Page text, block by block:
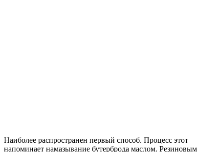
Наиболее распространен первый способ. Процесс этот
напоминает намазывание бутерброда маслом. Резиновым